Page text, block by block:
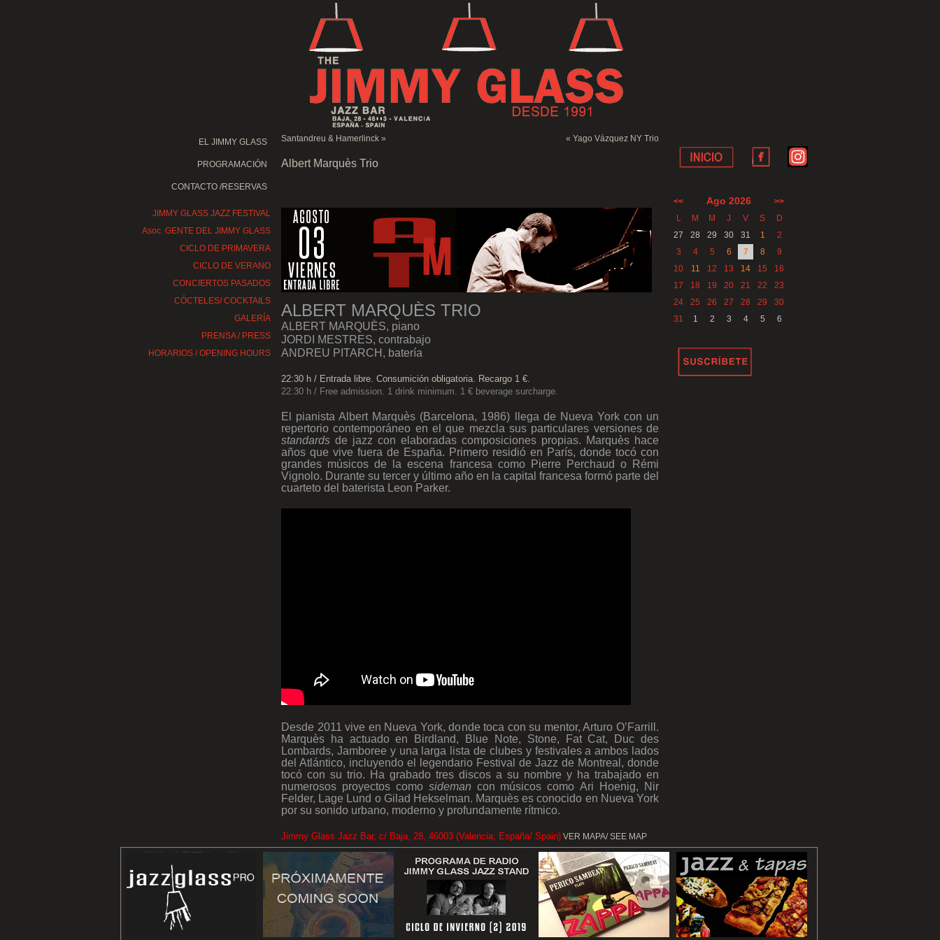
EL JIMMY GLASS
PROGRAMACIÓN
CONTACTO /RESERVAS
JIMMY GLASS JAZZ FESTIVAL
Asoc. GENTE DEL JIMMY GLASS
CICLO DE PRIMAVERA
CICLO DE VERANO
CONCIERTOS PASADOS
CÓCTELES/ COCKTAILS
GALERÍA
PRENSA / PRESS
HORARIOS / OPENING HOURS
Santandreu & Hamerlinck » « Yago Vázquez NY Trio
Albert Marquès Trio
ALBERT MARQUÈS TRIO
ALBERT MARQUÈS, piano
JORDI MESTRES, contrabajo
ANDREU PITARCH, batería
22:30 h / Entrada libre. Consumición obligatoria. Recargo 1 €.
22:30 h / Free admission. 1 drink minimum. 1 € beverage surcharge.
El pianista Albert Marquès (Barcelona, 1986) llega de Nueva York con un
repertorio contemporáneo en el que mezcla sus particulares versiones de
standards de jazz con elaboradas composiciones propias. Marquès hace
años que vive fuera de España. Primero residió en París, donde tocó con
grandes músicos de la escena francesa como Pierre Perchaud o Rémi
Vignolo. Durante su tercer y último año en la capital francesa formó parte del
cuarteto del baterista Leon Parker.
Desde 2011 vive en Nueva York, donde toca con su mentor, Arturo O’Farrill.
Marquès ha actuado en Birdland, Blue Note, Stone, Fat Cat, Duc des
Lombards, Jamboree y una larga lista de clubes y festivales a ambos lados
del Atlántico, incluyendo el legendario Festival de Jazz de Montreal, donde
tocó con su trio. Ha grabado tres discos a su nombre y ha trabajado en
numerosos proyectos como sideman con músicos como Ari Hoenig, Nir
Felder, Lage Lund o Gilad Hekselman. Marquès es conocido en Nueva York
por su sonido urbano, moderno y profundamente rítmico.
Jimmy Glass Jazz Bar, c/ Baja, 28, 46003 (Valencia, España/ Spain) VER MAPA/ SEE MAP
<< Ago 2026
>>
L
M M J V S
D
27
28 29 30 31 1
2
3
4 5 6 7 8
9
10
11 12 13 14 15
16
17
18 19 20 21 22
23
24
25 26 27 28 29
30
31
1 2 3 4 5 6